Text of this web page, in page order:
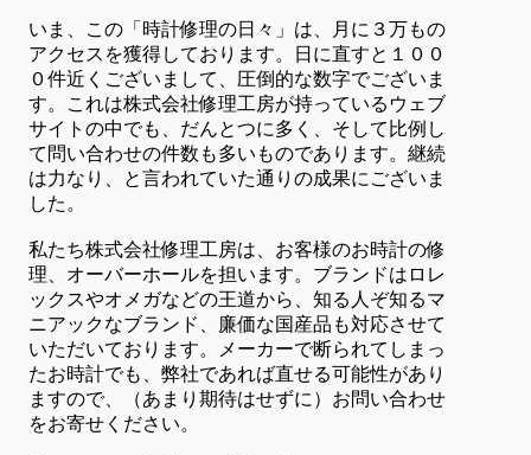
いま、この「時計修理の日々」は、月に３万もの
アクセスを獲得しております。日に直すと１００
０件近くございまして、圧倒的な数字でございま
す。これは株式会社修理工房が持っているウェブ
サイトの中でも、だんとつに多く、そして比例し
て問い合わせの件数も多いものであります。継続
は力なり、と言われていた通りの成果にございま
した。
私たち株式会社修理工房は、お客様のお時計の修
理、オーバーホールを担います。ブランドはロレ
ックスやオメガなどの王道から、知る人ぞ知るマ
ニアックなブランド、廉価な国産品も対応させて
いただいております。メーカーで断られてしまっ
たお時計でも、弊社であれば直せる可能性があり
ますので、（あまり期待はせずに）お問い合わせ
をお寄せください。